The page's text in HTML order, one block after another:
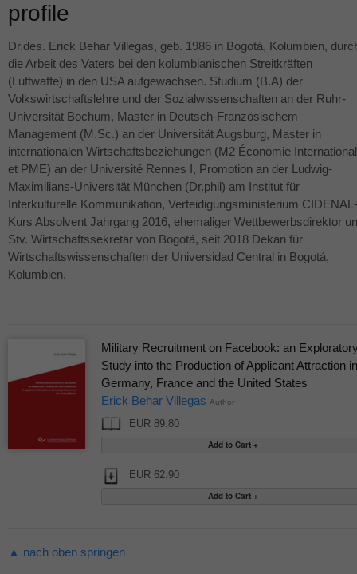
profile
Dr.des. Erick Behar Villegas, geb. 1986 in Bogotá, Kolumbien,
die Arbeit des Vaters bei den kolumbianischen Streitkräften
(Luftwaffe) in den USAaufgewachsen. Studium (B.A) der
Volkswirtschaftslehre und der Sozialwissenschaften an der Ruhr-
Universität Bochum, Master in Deutsch-Französischem
Management (M.Sc.) an der Universität Augsburg, Master in
internationalen Wirtschaftsbeziehungen (M2 Économie
et PME) an der Université Rennes I, Promotion an der Ludwig-
Maximilians-Universität München (Dr.phil) am Institut für
Interkulturelle Kommunikation, Verteidigungsministerium CIDENAL -
Kurs Absolvent Jahrgang 2016, ehemaliger Wettbewerbsdirektor
Stv. Wirtschaftssekretär von Bogotá, seit 2018 Dekan für
Wirtschaftswissenschaften der Universidad Central in Bogotá,
Kolumbien.
Military Recruitment on Facebook: an
Study into the Production of Applicant Attraction in
Germany, France and the United States
Erick Behar Villegas Author
EUR 89.80
EUR 62.90
▲ nach oben springen